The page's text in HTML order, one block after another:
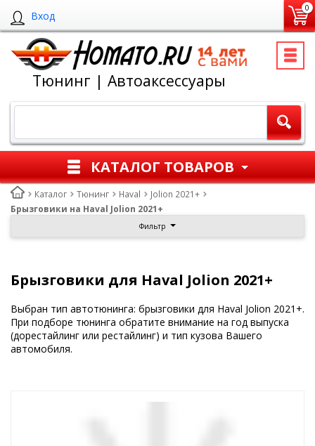
Вход
0
Тюнинг | Автоаксессуары
КАТАЛОГ ТОВАРОВ
Каталог Тюнинг Haval
Jolion 2021+
Брызговики на Haval Jolion 2021+
Фильтр
Брызговики для Haval Jolion 2021+
Выбран тип автотюнинга: брызговики для Haval Jolion 2021+.
При подборе тюнинга обратите внимание на год выпуска
(дорестайлинг или рестайлинг) и тип кузова Вашего
автомобиля.